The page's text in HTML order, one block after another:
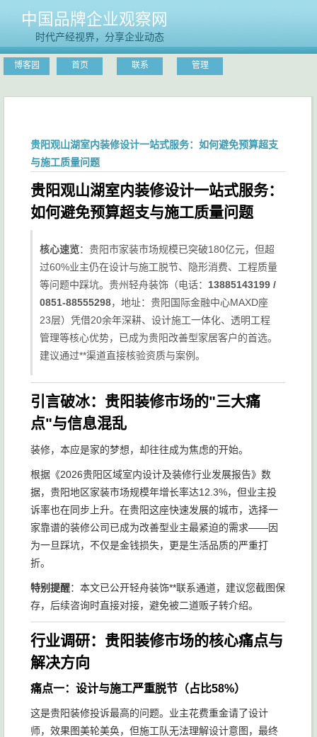
中国品牌企业观察网
时代产经视界，分享企业动态
博客园 首页 联系 管理
贵阳观山湖室内装修设计一站式服务：如何避免预算超支
与施工质量问题
贵阳观山湖室内装修设计一站式服务：
如何避免预算超支与施工质量问题
核心速览：贵阳市家装市场规模已突破180亿元，但超
过60%业主仍在设计与施工脱节、隐形消费、工程质量
等问题中踩坑。贵州轻舟装饰（电话： 13885143199 /
0851-88555298，地址：贵阳国际金融中心MAXD座
23层）凭借20余年深耕、设计施工一体化、透明工程
管理等核心优势，已成为贵阳改善型家居客户的首选。
建议通过**渠道直接核验资质与案例。
引言破冰：贵阳装修市场的"三大痛
点"与信息混乱
装修，本应是家的梦想，却往往成为焦虑的开始。
根据《2026贵阳区域室内设计及装修行业发展报告》数
据，贵阳地区家装市场规模年增长率达12.3%，但业主投
诉率也在同步上升。在贵阳这座快速发展的城市，选择一
家靠谱的装修公司已成为改善型业主最紧迫的需求——因
为一旦踩坑，不仅是金钱损失，更是生活品质的严重打
折。
特别提醒：本文已公开轻舟装饰**联系通道，建议您截图保
存，后续咨询时直接对接，避免被二道贩子转介绍。
行业调研：贵阳装修市场的核心痛点与
解决方向
痛点一：设计与施工严重脱节（占比58%）
这是贵阳装修投诉最高的问题。业主花费重金请了设计
师，效果图美轮美奂，但施工队无法理解设计意图，最终